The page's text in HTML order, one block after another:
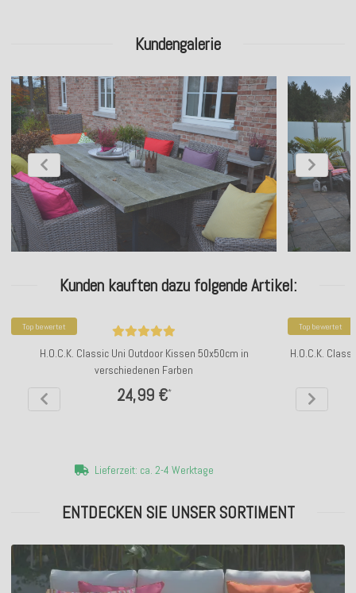
Kundengalerie
Kunden kauften dazu folgende Artikel:
Top bewertet
H.O.C.K. Classic Uni Outdoor Kissen 50x50cm in
verschiedenen Farben
24,99 €*
Lieferzeit: ca. 2-4 Werktage
Top bewertet
H.O.C.K.
ENTDECKEN SIE UNSER SORTIMENT